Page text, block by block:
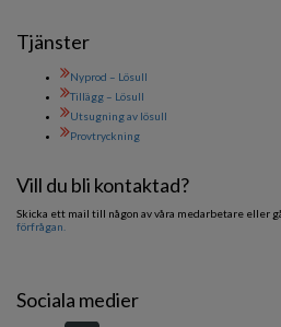
Tjänster
Nyprod – Lösull
Tillägg – Lösull
Utsugning av lösull
Provtryckning
Vill du bli kontaktad?
Skicka ett mail till någon av våra medarbetare eller
förfrågan.
Sociala medier